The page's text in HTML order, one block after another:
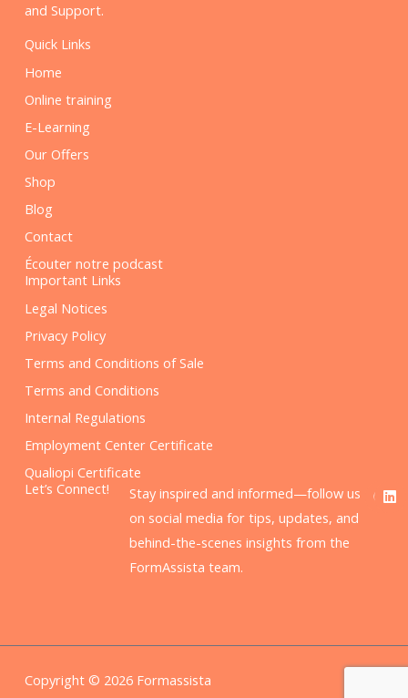
and Support.
Quick Links
Home
Online training
E-Learning
Our Offers
Shop
Blog
Contact
Écouter notre podcast
Important Links
Legal Notices
Privacy Policy
Terms and Conditions of Sale
Terms and Conditions
Internal Regulations
Employment Center Certificate
Qualiopi Certificate
Let’s Connect!
Stay inspired and informed—follow us
on social media for tips, updates, and
behind-the-scenes insights from the
FormAssista team.
F
a
L
i
Copyright © 2026 Formassista